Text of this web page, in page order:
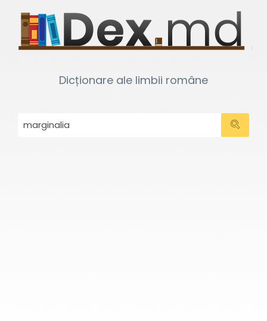
Dicționare ale limbii române